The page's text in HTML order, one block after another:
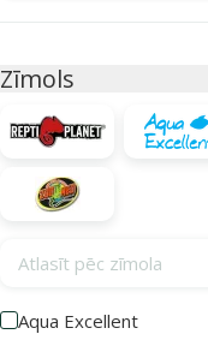
Zīmols
Atlasīt pēc zīmola
Aqua Excellent